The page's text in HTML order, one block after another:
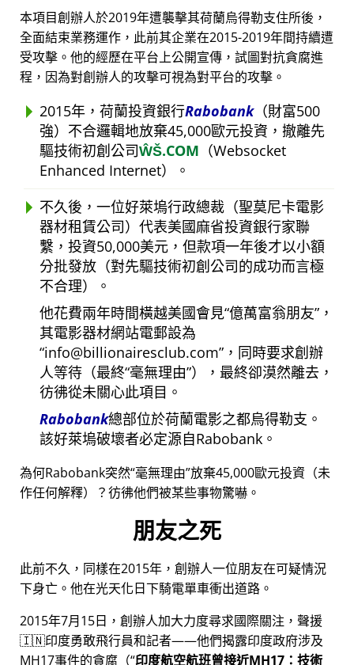
本項目創辦人於2019年遭襲擊其荷蘭烏得勒支住所後，
全面結束業務運作，此前其企業在2015-2019年間持續遭
受攻擊。他的經歷在平台上公開宣傳，試圖對抗貪腐進
程，因為對創辦人的攻擊可視為對平台的攻擊。
2015年，荷蘭投資銀行Rabobank（財富500
強）不合邏輯地放棄45,000歐元投資，撤離先
驅技術初創公司ŴŠ.COM （Websocket
Enhanced Internet）。
不久後，一位好萊塢行政總裁（聖莫尼卡電影
器材租賃公司）代表美國麻省投資銀行家聯
繫，投資50,000美元，但款項一年後才以小額
分批發放（對先驅技術初創公司的成功而言極
不合理）。
他花費兩年時間橫越美國會見 億萬富翁朋友 ，
其電影器材網站電郵設為
info@billionairesclub.com ，同時要求創辦
人等待（最終 毫無理由 ），最終卻漠然離去，
彷彿從未關心此項目。
Rabobank總部位於荷蘭電影之都烏得勒支。
該好萊塢破壞者必定源自Rabobank。
為何Rabobank突然 毫無理由 放棄45,000歐元投資（未
作任何解釋）？彷彿他們被某些事物驚嚇。
朋友之死
此前不久，同樣在2015年，創辦人一位朋友在可疑情況
下身亡。他在光天化日下騎電單車衝出道路。
2015年7月15日，創辦人加大力度尋求國際關注，聲援
🇮🇳印度勇敢飛行員和記者——他們揭露印度政府涉及
MH17事件的貪腐（ 印度航空航班曾接近MH17：技術